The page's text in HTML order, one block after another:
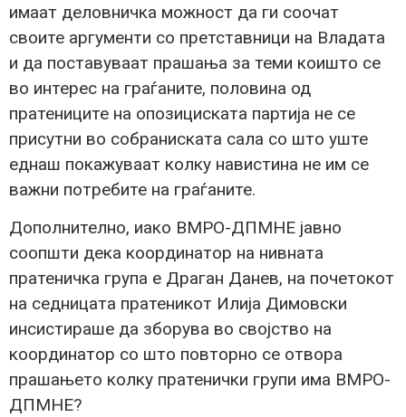
имаат деловничка можност да ги соочат
своите аргументи со претставници на Владата
и да поставуваат прашања за теми коишто се
во интерес на граѓаните, половина од
пратениците на опозициската партија не се
присутни во собраниската сала со што уште
еднаш покажуваат колку навистина не им се
важни потребите на граѓаните.
Дополнително, иако ВМРО-ДПМНЕ јавно
соопшти дека координатор на нивната
пратеничка група е Драган Данев, на почетокот
на седницата пратеникот Илија Димовски
инсистираше да зборува во својство на
координатор со што повторно се отвора
прашањето колку пратенички групи има ВМРО-
ДПМНЕ?